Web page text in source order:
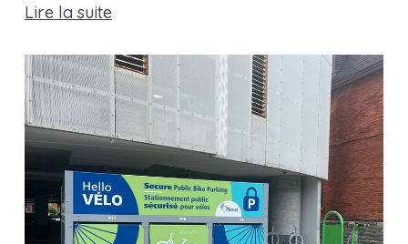
Lire la suite